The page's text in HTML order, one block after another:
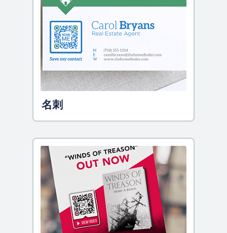
名刺